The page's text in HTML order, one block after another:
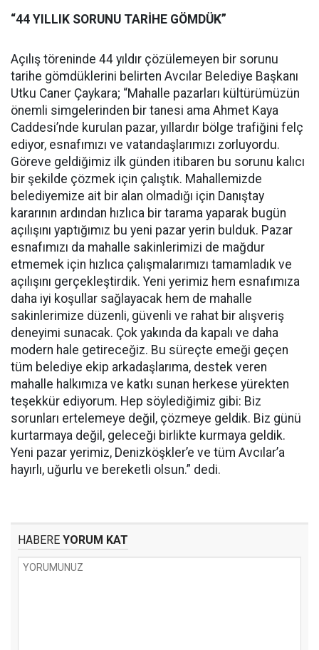
“44 YILLIK SORUNU TARİHE GÖMDÜK”
Açılış töreninde 44 yıldır çözülemeyen bir sorunu
tarihe gömdüklerini belirten Avcılar Belediye Başkanı
Utku Caner Çaykara; “Mahalle pazarları kültürümüzün
önemli simgelerinden bir tanesi ama Ahmet Kaya
Caddesi’nde kurulan pazar, yıllardır bölge trafiğini felç
ediyor, esnafımızı ve vatandaşlarımızı zorluyordu.
Göreve geldiğimiz ilk günden itibaren bu sorunu kalıcı
bir şekilde çözmek için çalıştık. Mahallemizde
belediyemize ait bir alan olmadığı için Danıştay
kararının ardından hızlıca bir tarama yaparak bugün
açılışını yaptığımız bu yeni pazar yerin bulduk. Pazar
esnafımızı da mahalle sakinlerimizi de mağdur
etmemek için hızlıca çalışmalarımızı tamamladık ve
açılışını gerçekleştirdik. Yeni yerimiz hem esnafımıza
daha iyi koşullar sağlayacak hem de mahalle
sakinlerimize düzenli, güvenli ve rahat bir alışveriş
deneyimi sunacak. Çok yakında da kapalı ve daha
modern hale getireceğiz. Bu süreçte emeği geçen
tüm belediye ekip arkadaşlarıma, destek veren
mahalle halkımıza ve katkı sunan herkese yürekten
teşekkür ediyorum. Hep söylediğimiz gibi: Biz
sorunları ertelemeye değil, çözmeye geldik. Biz günü
kurtarmaya değil, geleceği birlikte kurmaya geldik.
Yeni pazar yerimiz, Denizköşkler’e ve tüm Avcılar’a
hayırlı, uğurlu ve bereketli olsun.” dedi.
HABERE YORUM KAT